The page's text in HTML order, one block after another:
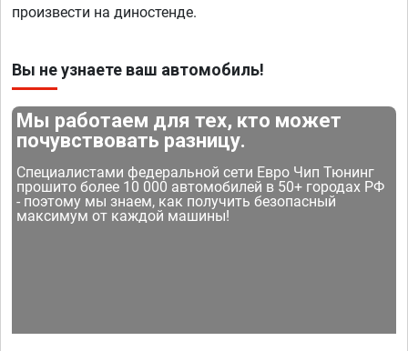
произвести на диностенде.
Вы не узнаете ваш автомобиль!
Мы работаем для тех, кто может
почувствовать разницу.
Специалистами федеральной сети Евро Чип Тюнинг
прошито более 10 000 автомобилей в 50+ городах РФ
- поэтому мы знаем, как получить безопасный
максимум от каждой машины!